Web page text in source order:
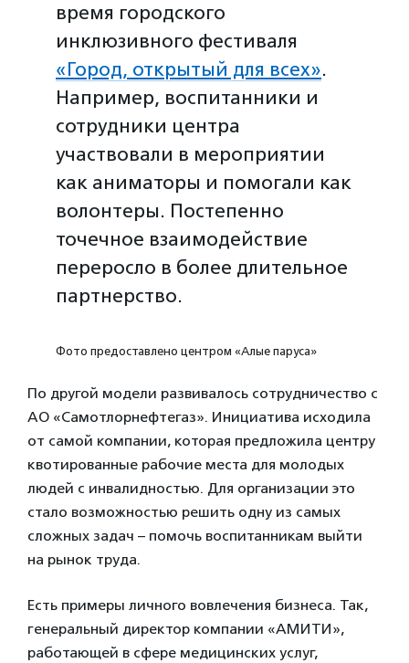
время городского
инклюзивного фестиваля
«Город, открытый для всех».
Например, воспитанники и
сотрудники центра
участвовали в мероприятии
как аниматоры и помогали как
волонтеры. Постепенно
точечное взаимодействие
переросло в более длительное
партнерство.
Фото предоставлено центром «Алые паруса»
По другой модели развивалось сотрудничество с
АО «Самотлорнефтегаз». Инициатива исходила
от самой компании, которая предложила центру
квотированные рабочие места для молодых
людей с инвалидностью. Для организации это
стало возможностью решить одну из самых
сложных задач – помочь воспитанникам выйти
на рынок труда.
Есть примеры личного вовлечения бизнеса. Так,
генеральный директор компании «АМИТИ»,
работающей в сфере медицинских услуг,